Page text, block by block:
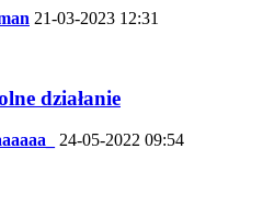
21-03-2023 12:31
działanie
24-05-2022 09:54